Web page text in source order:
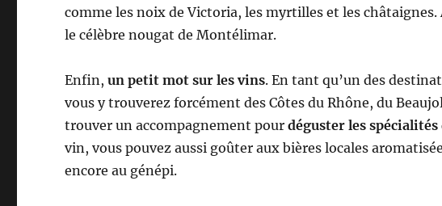
comme les noix de Victoria, les myrtilles et les
le célèbre nougat de Montélimar.
Enfin,un petit mot sur les vins. En tant qu’un des
vous y trouverez forcément des Côtes du Rhône, du
trouver un accompagnement pourdéguster les spécialités
vin, vous pouvez aussi goûter aux bières locales
encore au génépi.